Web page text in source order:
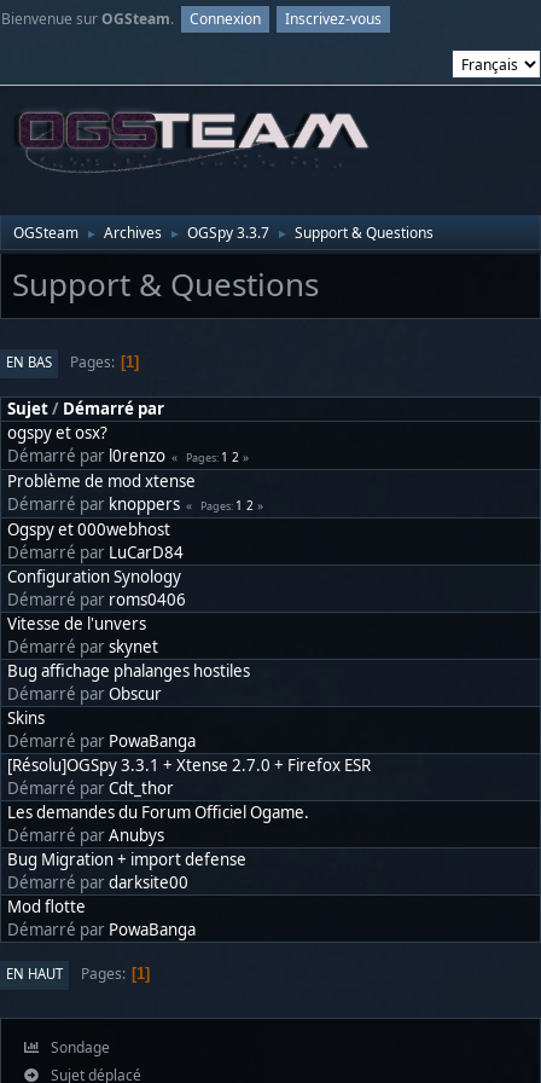
Bienvenue surOGSteam. Connexion Inscrivez-vous
OGSteam ► Archives ► OGSpy 3.3.7 ► Support & Questions
Support & Questions
EN BAS Pages 1
Sujet/ Démarré par
ogspy et osx?
Démarré par l0renzo Pages 1 2
Problème de mod xtense
Démarré par knoppers Pages 1 2
Ogspy et 000webhost
Démarré par LuCarD84
Configuration Synology
Démarré par roms0406
Vitesse de l'unvers
Démarré parskynet
Bug affichage phalanges hostiles
Démarré parObscur
Skins
Démarré par PowaBanga
[Résolu]OGSpy 3.3.1 + Xtense 2.7.0 + Firefox ESR
Démarré parCdt_thor
Les demandes du Forum Officiel Ogame.
Démarré parAnubys
Bug Migration + import defense
Démarré pardarksite00
Mod flotte
Démarré par PowaBanga
EN HAUT Pages 1
Sondage
Sujet déplacé